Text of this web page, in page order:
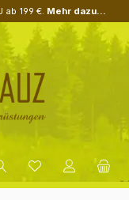
ab 199 €. Mehr dazu...